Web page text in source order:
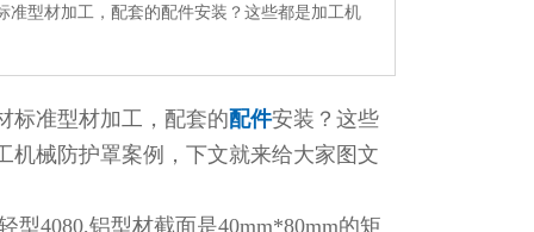
准型材加工，配套的配件安装？这些都是加工机
标准型材加工，配套的配件安装？这些
机械防护罩案例，下文就来给大家图文
4080,铝型材截面是40mm*80mm的矩